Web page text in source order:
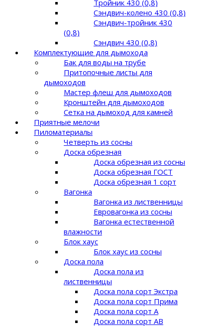
Тройник 430 (0,8)
Сэндвич-колено 430 (0,8)
Сэндвич-тройник 430
(0,8)
Сэндвич 430 (0,8)
Комплектующие для дымохода
Бак для воды на трубе
Притопочные листы для
дымоходов
Мастер флеш для дымоходов
Кронштейн для дымоходов
Сетка на дымоход для камней
Приятные мелочи
Пиломатериалы
Четверть из сосны
Доска обрезная
Доска обрезная из сосны
Доска обрезная ГОСТ
Доска обрезная 1 сорт
Вагонка
Вагонка из лиственницы
Евровагонка из сосны
Вагонка естественной
влажности
Блок хаус
Блок хаус из сосны
Доска пола
Доска пола из
лиственницы
Доска пола сорт Экстра
Доска пола сорт Прима
Доска пола сорт A
Доска пола сорт AB